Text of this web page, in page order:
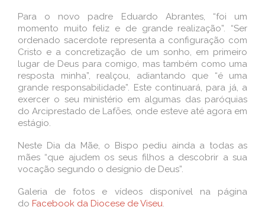
Para o novo padre Eduardo Abrantes, “foi um
momento muito feliz e de grande realização”. “Ser
ordenado sacerdote representa a configuração com
Cristo e a concretização de um sonho, em primeiro
lugar de Deus para comigo, mas também como uma
resposta minha”, realçou, adiantando que “é uma
grande responsabilidade”. Este continuará, para já, a
exercer o seu ministério em algumas das paróquias
do Arciprestado de Lafões, onde esteve até agora em
estágio.
Neste Dia da Mãe, o Bispo pediu ainda a todas as
mães “que ajudem os seus filhos a descobrir a sua
vocação segundo o desígnio de Deus”.
Galeria de fotos e vídeos disponível na página
do Facebook da Diocese de Viseu.